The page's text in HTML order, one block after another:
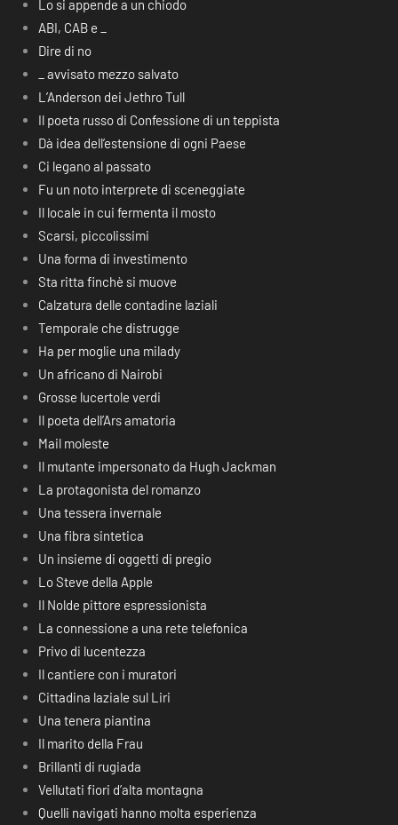
Lo si appende a un chiodo
ABI, CAB e _
Dire di no
_ avvisato mezzo salvato
L’Anderson dei Jethro Tull
Il poeta russo di Confessione di un teppista
Dà idea dell’estensione di ogni Paese
Ci legano al passato
Fu un noto interprete di sceneggiate
Il locale in cui fermenta il mosto
Scarsi, piccolissimi
Una forma di investimento
Sta ritta finchè si muove
Calzatura delle contadine laziali
Temporale che distrugge
Ha per moglie una milady
Un africano di Nairobi
Grosse lucertole verdi
Il poeta dell’Ars amatoria
Mail moleste
Il mutante impersonato da Hugh Jackman
La protagonista del romanzo
Una tessera invernale
Una fibra sintetica
Un insieme di oggetti di pregio
Lo Steve della Apple
Il Nolde pittore espressionista
La connessione a una rete telefonica
Privo di lucentezza
Il cantiere con i muratori
Cittadina laziale sul Liri
Una tenera piantina
Il marito della Frau
Brillanti di rugiada
Vellutati fiori d’alta montagna
Quelli navigati hanno molta esperienza